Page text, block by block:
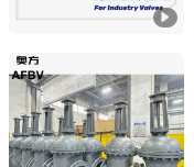
Wenzhou Afbv Valve
Zhejiang, China